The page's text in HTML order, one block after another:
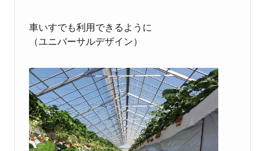
車いすでも利用できるように
（ユニバーサルデザイン）